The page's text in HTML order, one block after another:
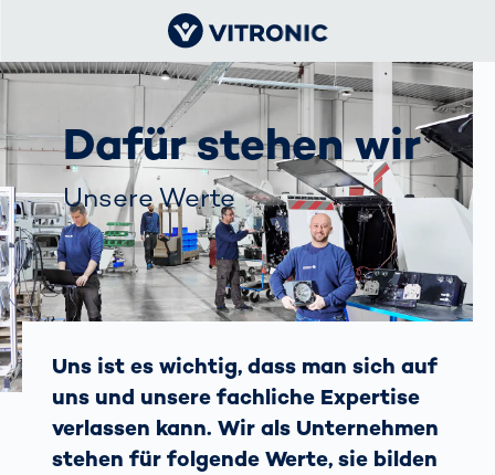
Dafür stehen wir
Unsere Werte
Uns ist es wichtig, dass man sich auf
uns und unsere fachliche Expertise
verlassen kann. Wir als Unternehmen
stehen für folgende Werte, sie bilden